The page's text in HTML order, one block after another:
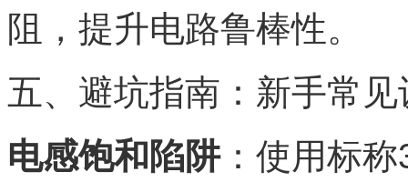
阻，提升电路鲁棒性。
五、避坑指南：新手常
电感饱和陷阱：使用标